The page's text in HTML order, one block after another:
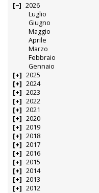
2026
Luglio
Giugno
Maggio
Aprile
Marzo
Febbraio
Gennaio
2025
2024
2023
2022
2021
2020
2019
2018
2017
2016
2015
2014
2013
2012